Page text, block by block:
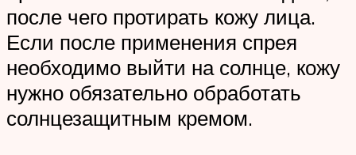
после чего протирать кожу лица.
Если после применения спрея
необходимо выйти на солнце, кожу
нужно обязательно обработать
солнцезащитным кремом.